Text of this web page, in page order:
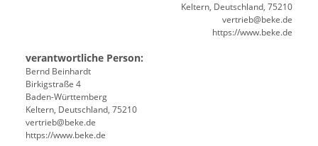
Keltern, Deutschland, 75210
vertrieb@beke.de
https://www.beke.de
verantwortliche Person:
Bernd Beinhardt
Birkigstraße 4
Baden-Württemberg
Keltern, Deutschland, 75210
vertrieb@beke.de
https://www.beke.de